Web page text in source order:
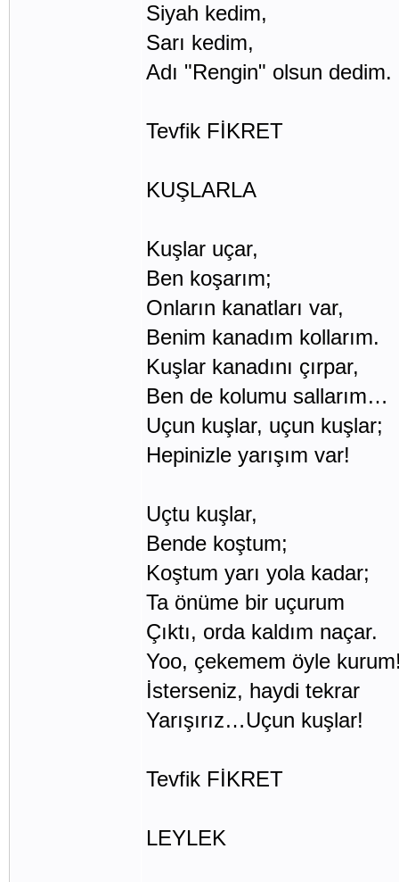
Siyah kedim,
Sarı kedim,
Adı "Rengin" olsun dedim.
Tevfik FİKRET
KUŞLARLA
Kuşlar uçar,
Ben koşarım;
Onların kanatları var,
Benim kanadım kollarım.
Kuşlar kanadını çırpar,
Ben de kolumu sallarım…
Uçun kuşlar, uçun kuşlar;
Hepinizle yarışım var!
Uçtu kuşlar,
Bende koştum;
Koştum yarı yola kadar;
Ta önüme bir uçurum
Çıktı, orda kaldım naçar.
Yoo, çekemem öyle
İsterseniz, haydi tekrar
Yarışırız…Uçun kuşlar!
Tevfik FİKRET
LEYLEK